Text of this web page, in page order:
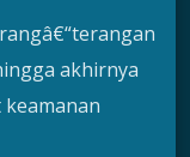
akhirnya